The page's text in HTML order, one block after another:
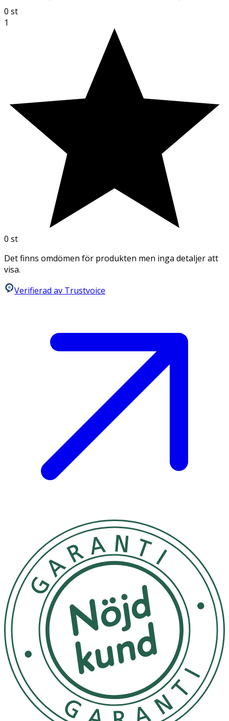
0 st
1
0 st
Det finns omdömen för produkten men inga detaljer att
visa.
Verifierad av Trustvoice